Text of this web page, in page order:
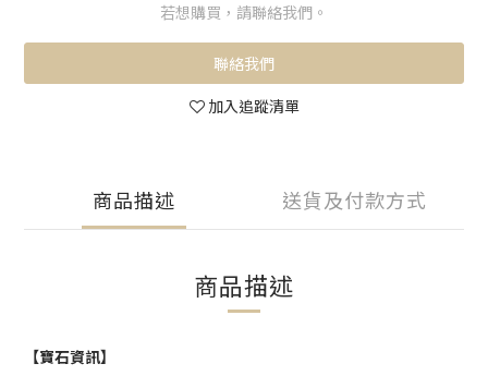
若想購買，請聯絡我們。
聯絡我們
加入追蹤清單
商品描述 送貨及付款方式
商品描述
【寶石資訊】